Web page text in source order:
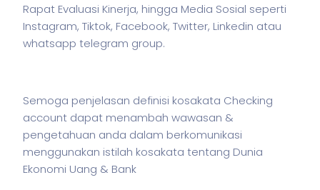
Rapat Evaluasi Kinerja, hingga Media Sosial seperti
Instagram, Tiktok, Facebook, Twitter, Linkedin atau
whatsapp telegram group.
Semoga penjelasan definisi kosakata Checking
account dapat menambah wawasan &
pengetahuan anda dalam berkomunikasi
menggunakan istilah kosakata tentang Dunia
Ekonomi Uang & Bank